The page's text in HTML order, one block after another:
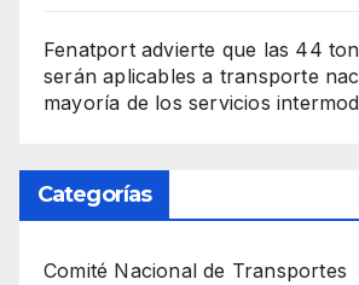
Fenatport advierte que las 44
serán aplicables a transporte
mayoría de los servicios
Categorías
Comité Nacional de Transportes